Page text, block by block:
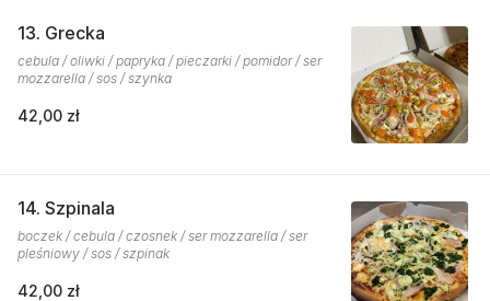
13. Grecka
cebula / oliwki / papryka / pieczarki / pomidor / ser
mozzarella / sos / szynka
42,00 zł
14. Szpinala
boczek / cebula / czosnek / ser mozzarella / ser
pleśniowy / sos / szpinak
42,00 zł